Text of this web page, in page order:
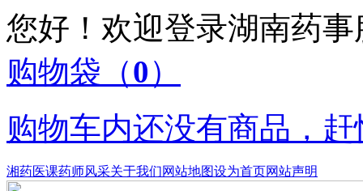
您好！欢迎登录湖南药
购物袋 （0）
购物车内还没有商品，
湘药医课药师风采关于我们网站地图设为首页网站声明